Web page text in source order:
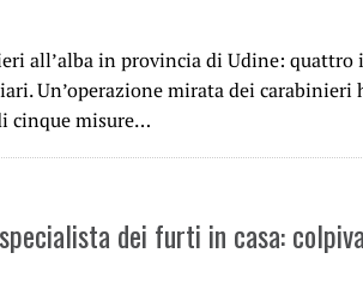
all’alba in provincia di Udine: quattro
Un’operazione mirata dei carabinieri
cinque misure…
dei furti in casa: